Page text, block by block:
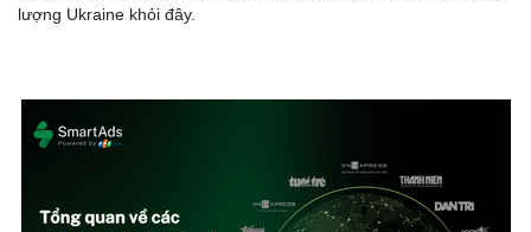
lượng Ukraine khỏi đây.